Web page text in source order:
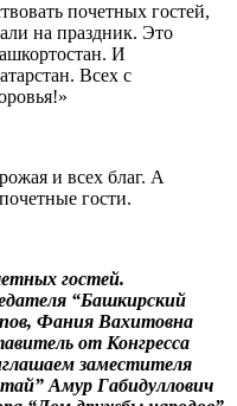
почетных гостей,
на праздник. Это
И
Всех с
и всех благ. А
гости.
гостей.
“Башкирский
Фания Вахитовна
от Конгресса
заместителя
Амур Габидуллович